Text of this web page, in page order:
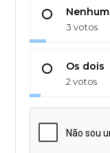
Nenhum
3 votos
Os dois
2 votos